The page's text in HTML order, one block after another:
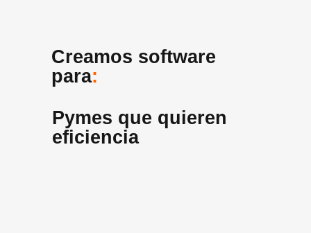
Creamos software
para:
Pymes que quieren
eficiencia